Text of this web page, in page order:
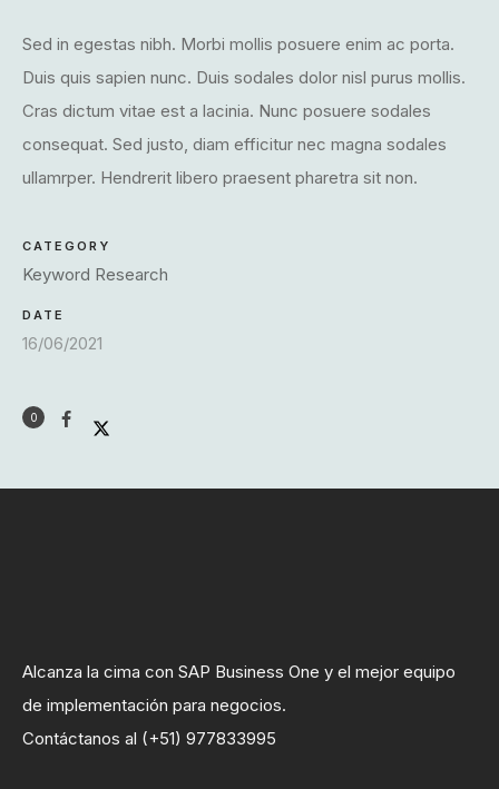
Sed in egestas nibh. Morbi mollis posuere enim ac porta.
Duis quis sapien nunc. Duis sodales dolor nisl purus mollis.
Cras dictum vitae est a lacinia. Nunc posuere sodales
consequat. Sed justo, diam efficitur nec magna sodales
ullamrper. Hendrerit libero praesent pharetra sit non.
CATEGORY
Keyword Research
DATE
16/06/2021
0
Alcanza la cima con SAP Business One y el mejor equipo
de implementación para negocios.
Contáctanos al (+51) 977833995